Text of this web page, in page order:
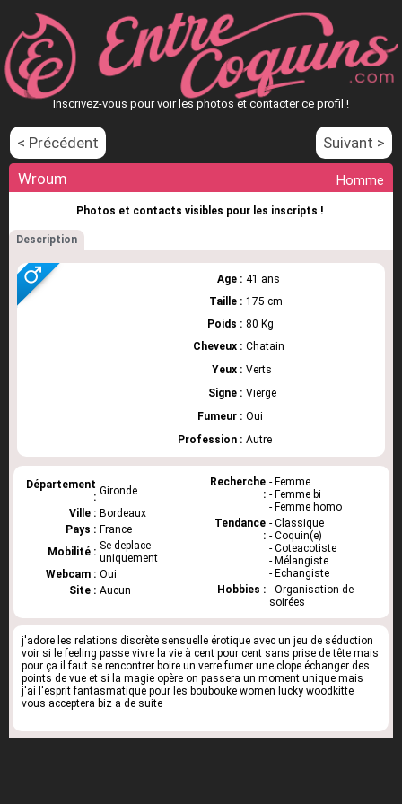
Inscrivez-vous pour voir les photos et contacter ce profil !
< Précédent
Suivant >
Wroum
Homme
Photos et contacts visibles pour les inscripts !
Description
Age : 41 ans
Taille : 175 cm
Poids : 80 Kg
Cheveux : Chatain
Yeux : Verts
Signe : Vierge
Fumeur : Oui
Profession : Autre
Département
: Gironde
Ville : Bordeaux
Pays : France
Mobilité : Se deplace
uniquement
Webcam : Oui
Site : Aucun
Recherche
:
- Femme
- Femme bi
- Femme homo
Tendance
:
- Classique
- Coquin(e)
- Coteacotiste
- Mélangiste
- Echangiste
Hobbies : - Organisation de
soirées
j'adore les relations discrète sensuelle érotique avec un jeu de séduction
voir si le feeling passe vivre la vie à cent pour cent sans prise de tête mais
pour ça il faut se rencontrer boire un verre fumer une clope échanger des
points de vue et si la magie opère on passera un moment unique mais
j'ai l'esprit fantasmatique pour les boubouke women lucky woodkitte
vous acceptera biz a de suite